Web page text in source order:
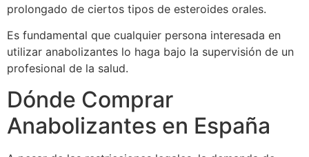
prolongado de ciertos tipos de esteroides orales.
Es fundamental que cualquier persona interesada en
utilizar anabolizantes lo haga bajo la supervisión de un
profesional de la salud.
Dónde Comprar
Anabolizantes en España